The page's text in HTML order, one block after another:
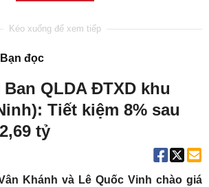
đọc
QLDA ĐTXD khu
Tiết kiệm 8% sau
tỷ
Khánh và Lê Quốc Vinh chào giá